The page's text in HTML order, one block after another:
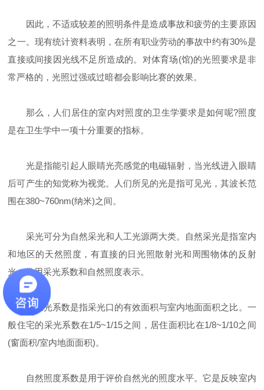
因此，不适或较差的照明条件是造成事故和疲劳的主要原因
之一。现有统计资料表明，在所有职业劳动的事故中约有30%是
直接或间接因光线不足所造成的。对体育场(馆)的光照要求是非
常严格的，光照过强或过暗都会影响比赛的效果。
那么，人们居住的室内对照度的卫生学要求是如何呢?照度
是在卫生学中一项十分重要的指标。
光是指能引起人眼睛光亮感觉的电磁辐射，当光线进入眼睛
后可产生的知觉称为视觉。人们所见的光是指可见光，其波长范
围在380~760nm(纳米)之间。
采光可分为自然采光和人工光源两大类。自然采光是指室内
和地区的天然照度，有直接的日光照散射光和周围物体的反射
光，常用采光系数和自然照度表示。
而采光系数是指采光口的有效面积与室内地面面积之比。一
般住宅的采光系数在1/5~1/15之间，居住面积比在1/8~1/10之间
(窗面积/室内地面面积)。
自然照度系数是用于评价自然光的照度水平。它是反映室内